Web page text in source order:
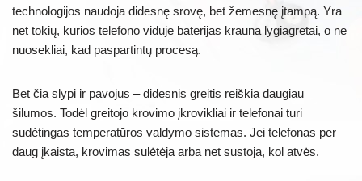
technologijos naudoja didesnę srovę, bet žemesnę įtampą. Yra
net tokių, kurios telefono viduje baterijas krauna lygiagretai, o ne
nuosekliai, kad paspartintų procesą.
Bet čia slypi ir pavojus – didesnis greitis reiškia daugiau
šilumos. Todėl greitojo krovimo įkrovikliai ir telefonai turi
sudėtingas temperatūros valdymo sistemas. Jei telefonas per
daug įkaista, krovimas sulėtėja arba net sustoja, kol atvės.